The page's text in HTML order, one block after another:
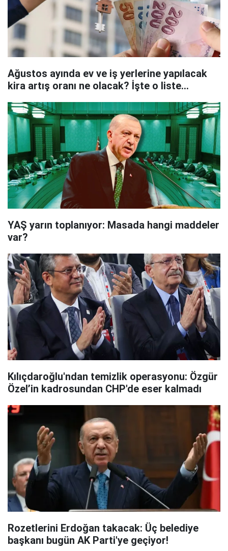
Ağustos ayında ev ve iş yerlerine yapılacak
kira artış oranı ne olacak? İşte o liste...
YAŞ yarın toplanıyor: Masada hangi maddeler
var?
Kılıçdaroğlu'ndan temizlik operasyonu: Özgür
Özel’in kadrosundan CHP'de eser kalmadı
Rozetlerini Erdoğan takacak: Üç belediye
başkanı bugün AK Parti'ye geçiyor!